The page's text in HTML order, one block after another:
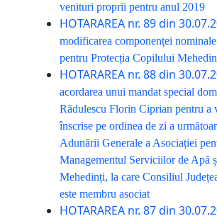
venituri proprii pentru anul 2019
HOTARAREA nr. 89 din
modificarea componenței
pentru Protecția Copilului
HOTARAREA nr. 88 din
acordarea unui mandat special
Rădulescu Florin Ciprian pentru a
înscrise pe ordinea de zi a
Adunării Generale a Asociației
Managementul Serviciilor de Apă
Mehedinți, la care Consiliul
este membru asociat
HOTARAREA nr. 87 din